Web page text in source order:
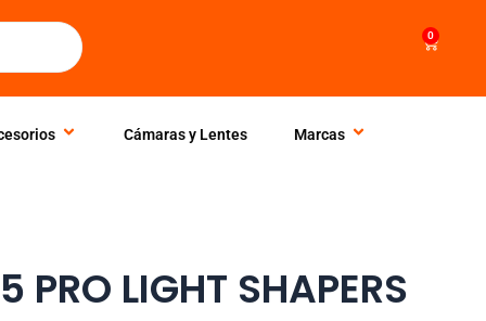
0
Cart
Cámaras y Lentes Marcas
LIGHT SHAPERS